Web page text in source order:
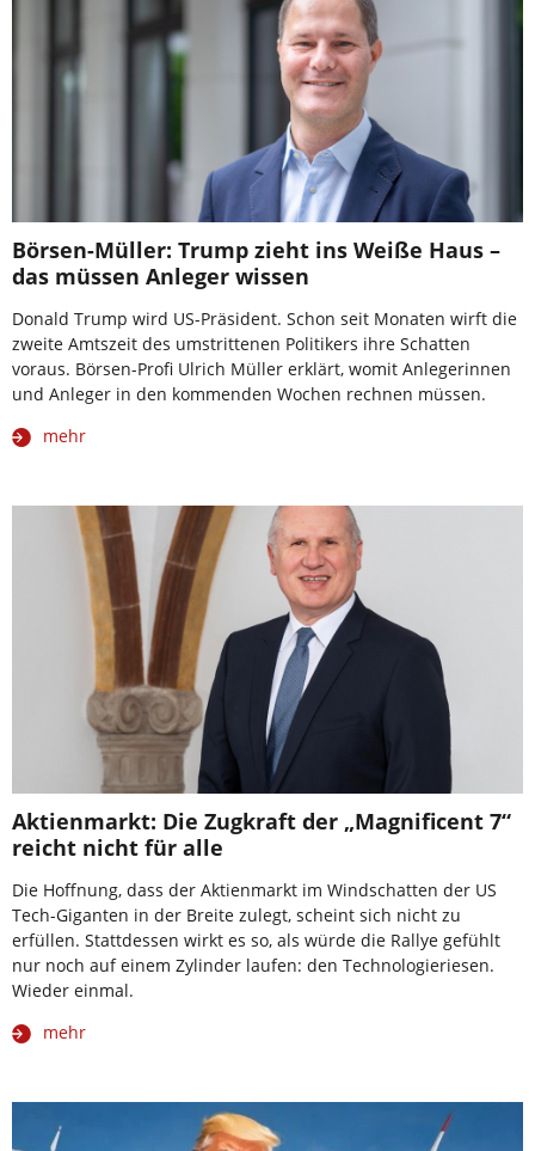
Börsen-Müller: Trump zieht ins Weiße Haus –
das müssen Anleger wissen
Donald Trump wird US-Präsident. Schon seit Monaten wirft die
zweite Amtszeit des umstrittenen Politikers ihre Schatten
voraus. Börsen-Profi Ulrich Müller erklärt, womit Anlegerinnen
und Anleger in den kommenden Wochen rechnen müssen.
mehr
Aktienmarkt: Die Zugkraft der „Magnificent 7“
reicht nicht für alle
Die Hoffnung, dass der Aktienmarkt im Windschatten der US
Tech-Giganten in der Breite zulegt, scheint sich nicht zu
erfüllen. Stattdessen wirkt es so, als würde die Rallye gefühlt
nur noch auf einem Zylinder laufen: den Technologieriesen.
Wieder einmal.
mehr